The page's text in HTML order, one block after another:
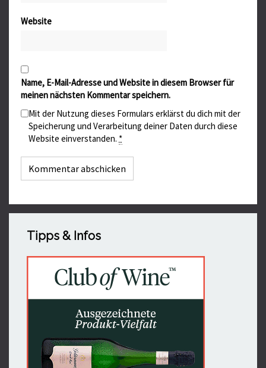
Website
Name, E-Mail-Adresse und Website in diesem Browser für
meinen nächsten Kommentar speichern.
Mit der Nutzung dieses Formulars erklärst du dich mit der
Speicherung und Verarbeitung deiner Daten durch diese
Website einverstanden. *
Tipps & Infos